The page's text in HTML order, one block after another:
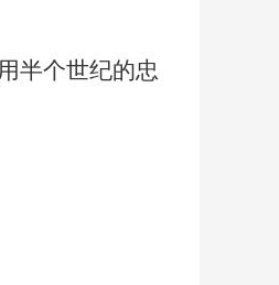
半个世纪的忠